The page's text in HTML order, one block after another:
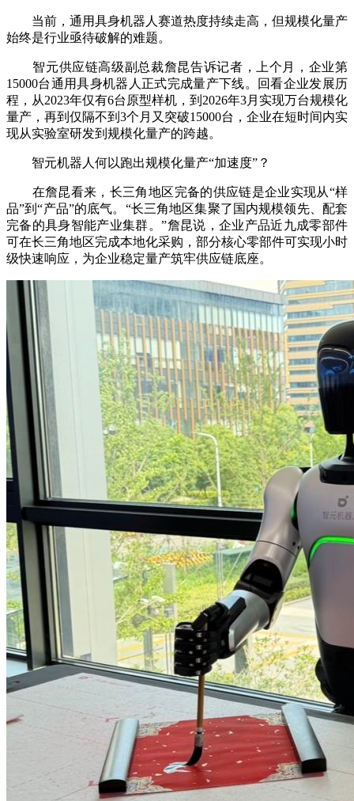
当前，通用具身机器人赛道热度持续走高，但规模化量产
始终是行业亟待破解的难题。
智元供应链高级副总裁詹昆告诉记者，上个月，企业第
15000台通用具身机器人正式完成量产下线。回看企业发展历
程，从2023年仅有6台原型样机，到2026年3月实现万台规模化
量产，再到仅隔不到3个月又突破15000台，企业在短时间内实
现从实验室研发到规模化量产的跨越。
智元机器人何以跑出规模化量产“加速度”？
在詹昆看来，长三角地区完备的供应链是企业实现从“样
品”到“产品”的底气。“长三角地区集聚了国内规模领先、配套
完备的具身智能产业集群。”詹昆说，企业产品近九成零部件
可在长三角地区完成本地化采购，部分核心零部件可实现小时
级快速响应，为企业稳定量产筑牢供应链底座。